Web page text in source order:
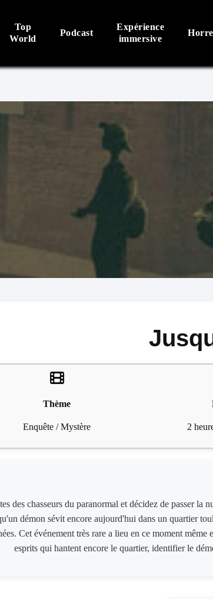
Top
World
Podcast
Expérience
immersive
Thème
Enquête / Mystère 2
des chasseurs du paranormal et décidez de passer
démon sévit encore aujourd'hui dans un quartier
Cet événement très rare a lieu en ce moment
esprits qui hantent encore le quartier, identifier le